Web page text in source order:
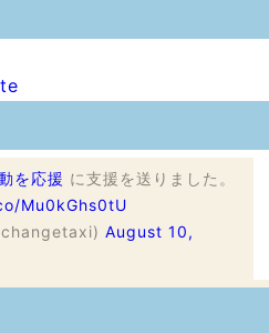
を応援 に支援を送りました。
Mu0kGhs0tU
August 10,